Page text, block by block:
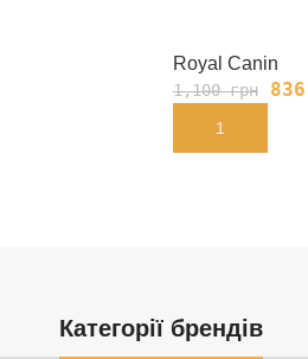
Royal Canin
1,100грн 836
В КОРЗИНУ
Категорії брендів